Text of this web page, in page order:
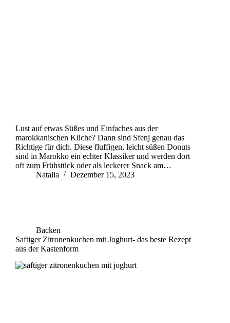
Lust auf etwas Süßes und Einfaches aus der
marokkanischen Küche? Dann sind Sfenj genau das
Richtige für dich. Diese fluffigen, leicht süßen Donuts
sind in Marokko ein echter Klassiker und werden dort
oft zum Frühstück oder als leckerer Snack am…
Natalia
Dezember 15, 2023
Backen
Saftiger Zitronenkuchen mit Joghurt- das beste Rezept
aus der Kastenform